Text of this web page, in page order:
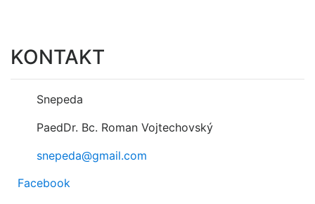
KONTAKT
Snepeda
PaedDr. Bc. Roman Vojtechovský
snepeda@gmail.com
Facebook